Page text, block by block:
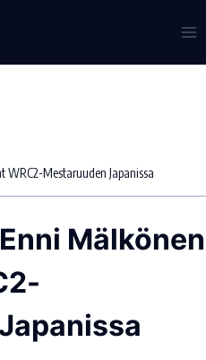
Mestaruuden Japanissa
Mälkönen